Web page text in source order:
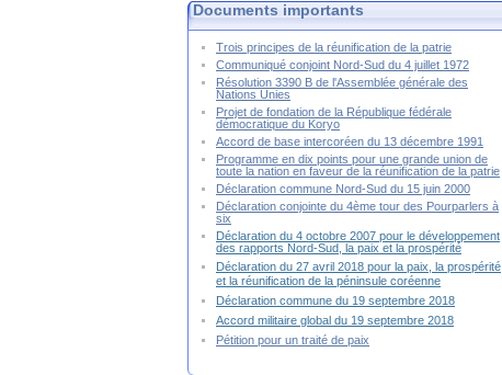
Documents importants
Trois principes de la réunification de la patrie
Communiqué conjoint Nord-Sud du 4 juillet 1972
Résolution 3390 B de l'Assemblée générale des
Nations Unies
Projet de fondation de la République fédérale
démocratique du Koryo
Accord de base intercoréen du 13 décembre 1991
Programme en dix points pour une grande union de
toute la nation en faveur de la réunification de la patrie
Déclaration commune Nord-Sud du 15 juin 2000
Déclaration conjointe du 4ème tour des Pourparlers à
six
Déclaration du 4 octobre 2007 pour le développement
des rapports Nord-Sud, la paix et la prospérité
Déclaration du 27 avril 2018 pour la paix, la prospérité
et la réunification de la péninsule coréenne
Déclaration commune du 19 septembre 2018
Accord militaire global du 19 septembre 2018
Pétition pour un traité de paix